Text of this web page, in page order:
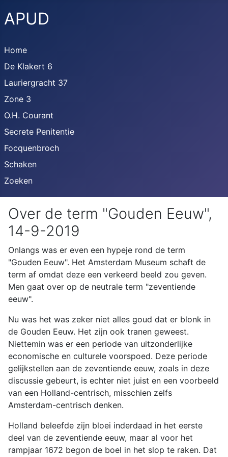
APUD
Home
De Klakert 6
Lauriergracht 37
Zone 3
O.H. Courant
Secrete Penitentie
Focquenbroch
Schaken
Zoeken
Over de term "Gouden Eeuw",
14-9-2019
Onlangs was er even een hypeje rond de term
"Gouden Eeuw". Het Amsterdam Museum schaft de
term af omdat deze een verkeerd beeld zou geven.
Men gaat over op de neutrale term "zeventiende
eeuw".
Nu was het was zeker niet alles goud dat er blonk in
de Gouden Eeuw. Het zijn ook tranen geweest.
Niettemin was er een periode van uitzonderlijke
economische en culturele voorspoed. Deze periode
gelijkstellen aan de zeventiende eeuw, zoals in deze
discussie gebeurt, is echter niet juist en een voorbeeld
van een Holland-centrisch, misschien zelfs
Amsterdam-centrisch denken.
Holland beleefde zijn bloei inderdaad in het eerste
deel van de zeventiende eeuw, maar al voor het
rampjaar 1672 begon de boel in het slop te raken. Dat